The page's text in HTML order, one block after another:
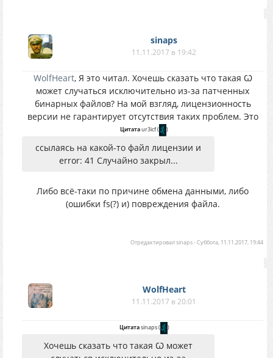
sinaps
11.11.2017 в 19:42
WolfHeart, Я это читал. Хочешь сказать что такая Ѡ
может случаться исключительно из-за патченных
бинарных файлов? На мой взгляд, лицензионность
версии не гарантирует отсутствия таких проблем. Это
Цитатаur3icf( )
ссылаясь на какой-то файл лицензии и
error: 41 Случайно закрыл...
Либо всё-таки по причине обмена данными, либо
(ошибки fs(?) и) повреждения файла.
Отредактировалsinaps-Суббота, 11.11.2017, 19:44
WolfHeart
11.11.2017 в 20:01
Цитатаsinaps( )
Хочешь сказать что такая Ѡ может